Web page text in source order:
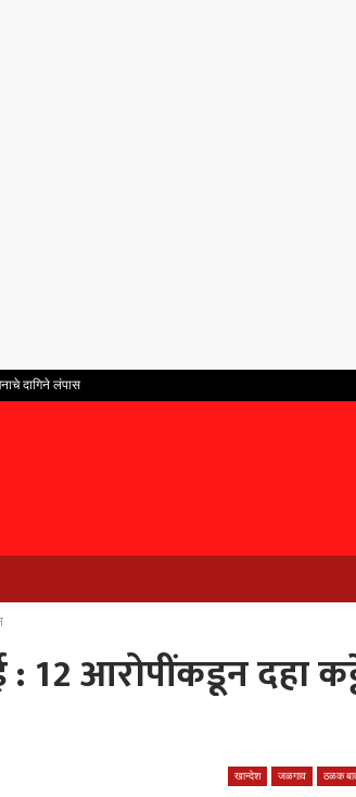
दागिने लंपास
12 आरोपींकडून दहा
खान्देश जळगाव ठळक